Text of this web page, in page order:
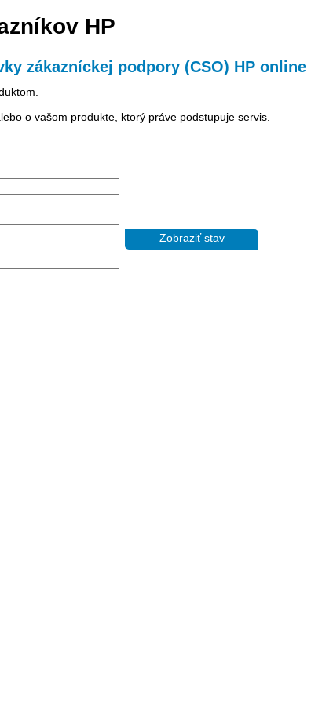
HP
zákazníckej podpory (CSO) HP online
o vašom produkte, ktorý práve podstupuje servis.
Zobraziť stav